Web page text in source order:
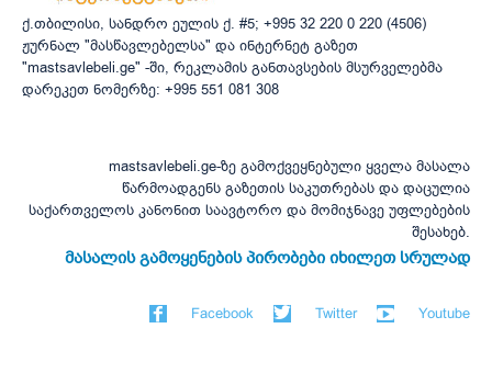
ქ.თბილისი, სანდრო ეულის ქ. #5; +995 32 220 0 220 (4506)
ჟურნალ "მასწავლებელსა" და ინტერნეტ გაზეთ
"mastsavlebeli.ge" -ში, რეკლამის განთავსების მსურველებმა
დარეკეთ ნომერზე: +995 551 081 308
mastsavlebeli.ge-ზე გამოქვეყნებული ყველა მასალა
წარმოადგენს გაზეთის საკუთრებას და დაცულია
საქართველოს კანონით საავტორო და მომიჯნავე უფლებების
შესახებ.
მასალის გამოყენების პირობები იხილეთ სრულად
Facebook Twitter Youtube